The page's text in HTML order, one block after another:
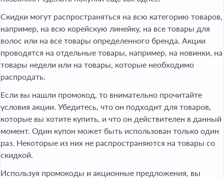
Скидки могут распространяться на всю категорию товаров,
например, на всю корейскую линейку, на все товары для
волос или на все товары определенного бренда. Акции
проводятся на отдельные товары, например, на новинки, на
товары недели или на товары, которые необходимо
распродать.
Если вы нашли промокод, то внимательно прочитайте
условия акции. Убедитесь, что он подходит для товаров,
которые вы хотите купить, и что он действителен в данный
момент. Один купон может быть использован только один
раз. Некоторые из них не распространяются на товары со
скидкой.
Используя промокоды и акционные предложения, вы